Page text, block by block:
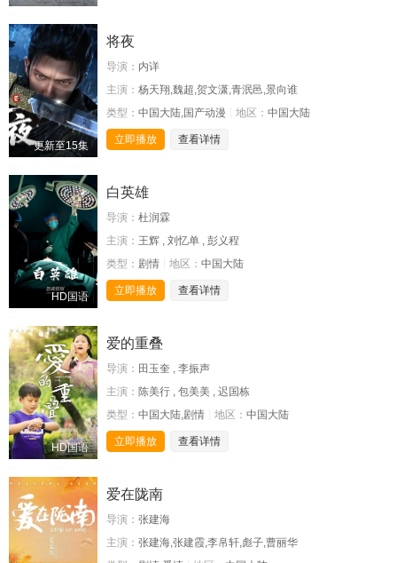
更新至15集
将夜
导演： 内详
主演： 杨天翔,魏超,贺文潇,青泯邑,景向谁
类型： 中国大陆,国产动漫 地区： 中国大陆
立即播放 查看详情
HD国语
白英雄
导演： 杜润霖
主演： 王辉 , 刘忆单 , 彭义程
类型： 剧情 地区： 中国大陆
立即播放 查看详情
HD国语
爱的重叠
导演： 田玉奎 , 李振声
主演： 陈美行 , 包美美 , 迟国栋
类型： 中国大陆,剧情 地区： 中国大陆
立即播放 查看详情
爱在陇南
导演： 张建海
主演： 张建海,张建霞,李帛轩,彪子,曹丽华